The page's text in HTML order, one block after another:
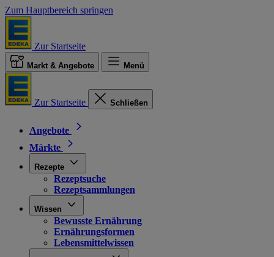
Zum Hauptbereich springen
Zur Startseite
Markt & Angebote Menü
Zur Startseite Schließen
Angebote
Märkte
Rezepte
Rezeptsuche
Rezeptsammlungen
Wissen
Bewusste Ernährung
Ernährungsformen
Lebensmittelwissen